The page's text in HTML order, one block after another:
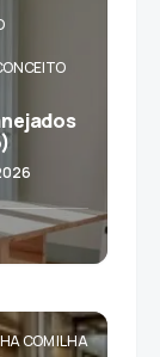
COM ILHA